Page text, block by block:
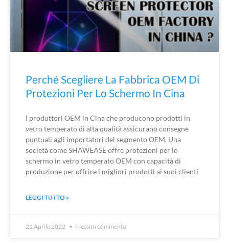
Perché Scegliere La Fabbrica OEM Di
Protezioni Per Lo Schermo In Cina
I produttori OEM in Cina che producono prodotti in
vetro temperato di alta qualità assicurano consegne
puntuali agli importatori del segmento OEM. Una
società come SHAWEASE offre protezioni per lo
schermo in vetro temperato OEM con capacità di
produzione per offrire i migliori prodotti ai suoi clienti
LEGGI TUTTO »
21 Aprile 2022 Nessun commento